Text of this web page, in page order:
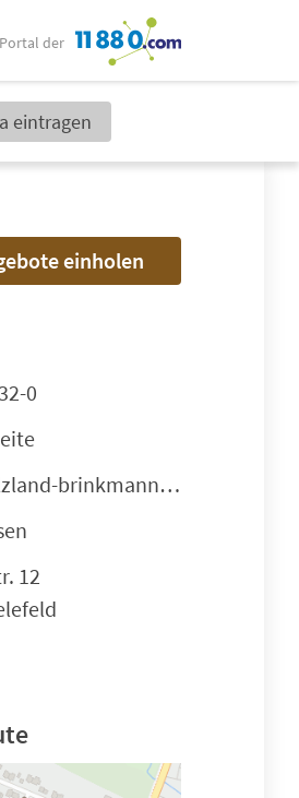
der
eintragen
einholen
0
info@holzland-brinkmann.de
12